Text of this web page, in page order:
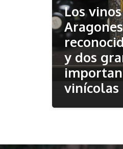
Los
y dos
vinícolas